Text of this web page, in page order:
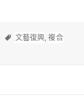
標
文藝復興,複合
(Allegri, 1582-1652)